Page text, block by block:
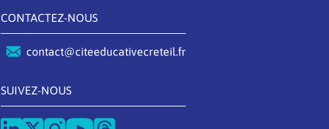
CONTACTEZ-NOUS
contact@citeeducativecreteil.fr
SUIVEZ-NOUS